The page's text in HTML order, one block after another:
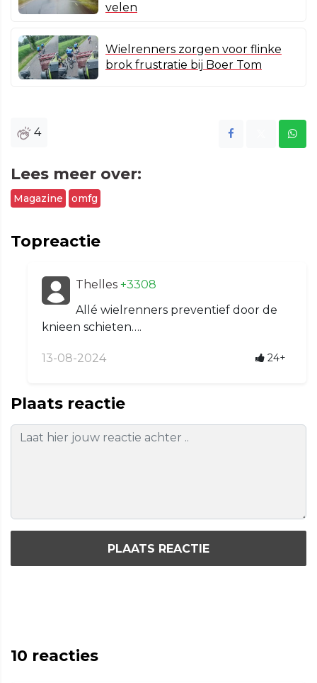
velen
Wielrenners zorgen voor flinke
brok frustratie bij Boer Tom
4
Lees meer over:
Magazine omfg
Topreactie
Thelles +3308
Allé wielrenners preventief door de
knieen schieten….
13-08-2024 24+
Plaats reactie
PLAATS REACTIE
10 reacties